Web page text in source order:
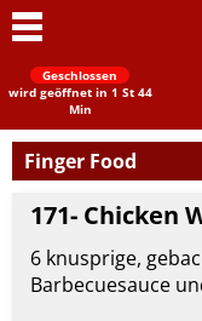
Geschlossen
wird geöffnet in 1 St 44
Min
Finger Food
171- Chicken
6 knusprige,
Barbecuesauce